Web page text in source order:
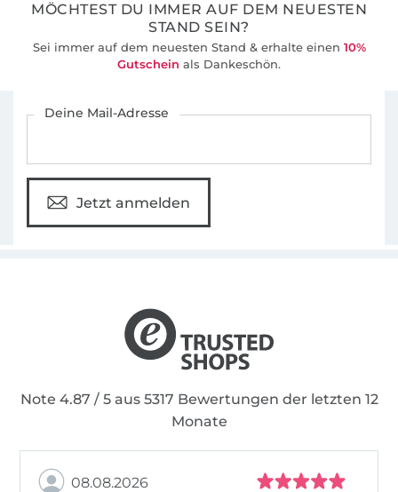
MÖCHTEST DU IMMER AUF DEM NEUESTEN
STAND SEIN?
Sei immer auf dem neuesten Stand & erhalte einen 10%
Gutschein als Dankeschön.
Deine Mail-Adresse
Jetzt anmelden
Note 4.87 / 5 aus 5317 Bewertungen der letzten 12
Monate
08.08.2026